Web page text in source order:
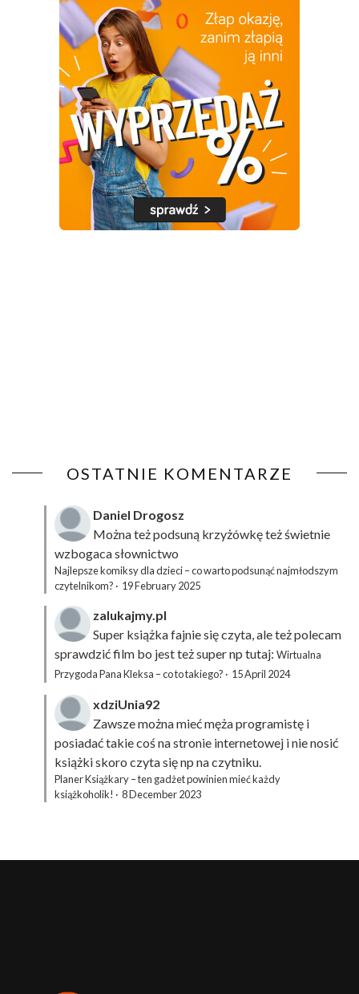
OSTATNIE KOMENTARZE
Daniel Drogosz
Można też podsuną krzyżówkęteż świetnie
wzbogaca słownictwo
Najlepsze komiksy dla dzieci – co warto podsunąć najmłodszym
czytelnikom? · 19 February 2025
zalukajmy.pl
Super książka fajnie się czyta, ale też polecam
sprawdzić film bo jest też super np tutaj: Wirtualna
Przygoda Pana Kleksa – co to takiego? · 15 April 2024
xdziUnia92
Zawsze można mieć męża programistę i
posiadać takie coś na stronie internetowej i nie nosić
książki skoro czyta się np na czytniku.
Planer Książkary – ten gadżet powinien mieć każdy
książkoholik! · 8 December 2023